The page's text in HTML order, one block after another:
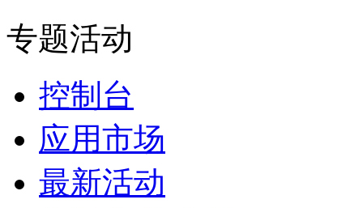
专题活动
控制台
应用市场
最新活动